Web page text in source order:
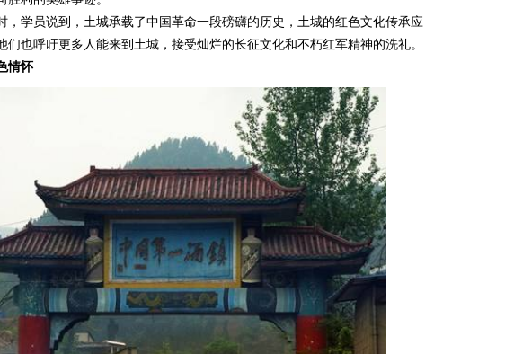
学员说到，土城承载了中国革命一段磅礴的历史，土城的红色文化传承应
们也呼吁更多人能来到土城，接受灿烂的长征文化和不朽红军精神的洗礼。
情怀